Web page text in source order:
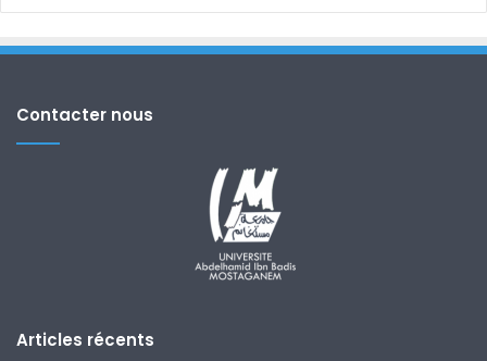
Contacter nous
Articles récents